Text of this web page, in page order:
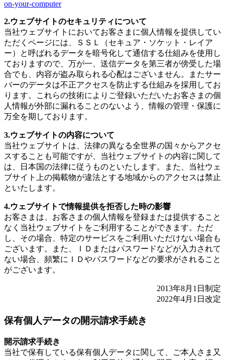
on-your-computer
2.ウェブサイトのセキュリティについて
当社ウェブサイトにおいてお客さまに個人情報を提供してい
ただくページには、ＳＳＬ（セキュア・ソケット・レイア
ー）と呼ばれるデータを暗号化して通信する仕組みを使用し
ておりますので、万が一、送信データを第三者が傍受した場
合でも、内容が盗み取られる心配はございません。またサー
バーのデータは不正アクセスを防止する仕組みを採用してお
ります。これらの技術によりご登録いただいたお客さまの個
人情報が外部に漏れることのないよう、情報の管理・保護に
万全を期しております。
3.ウェブサイトの内容について
当社ウェブサイトは、法律の異なる全世界の国々からアクセ
スすることも可能ですが、当社ウェブサイトの内容に関して
は、日本国の法律に従うものといたします。また、当社ウェ
ブサイト上の掲載物が違法とする地域からのアクセスは禁止
といたします。
4.ウェブサイトで情報提供を拒否した時の影響
お客さまは、お客さまの個人情報を登録または提供すること
なく当社ウェブサイトをご利用することができます。ただ
し、その場合、特定のサービスをご利用いただけない場合も
ございます。また、ＩＤまたはパスワードなどが入力されて
ない場合、頻繁にＩＤやパスワードなどの要求がされること
がございます。
2013年8月1日制定
2022年4月1日改定
保有個人データの開示請求手続き
開示請求手続き
当社で保有している保有個人データに関して、ご本人さま又